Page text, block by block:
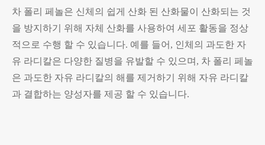
차 폴리 페놀은 신체의 쉽게 산화 된 산화물이 산화되는 것
을 방지하기 위해 자체 산화를 사용하여 세포 활동을 정상
적으로 수행 할 수 있습니다. 예를 들어, 인체의 과도한 자
유 라디칼은 다양한 질병을 유발할 수 있으며, 차 폴리 페놀
은 과도한 자유 라디칼의 해를 제거하기 위해 자유 라디칼
과 결합하는 양성자를 제공 할 수 있습니다.